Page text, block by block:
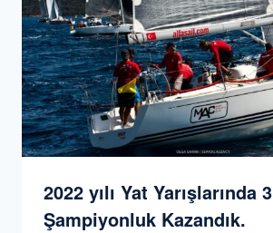
2022 yılı Yat Yarışlarında 3
Şampiyonluk Kazandık.